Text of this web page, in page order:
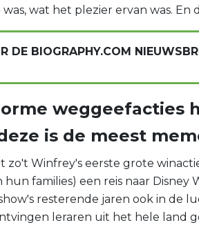
was, wat het plezier ervan was. En
DE BIOGRAPHY.COM
weggeefacties
is de meest
zo't Winfrey's eerste grote
hun families) een reis naar
resterende jaren ook in de
leraren uit het hele land